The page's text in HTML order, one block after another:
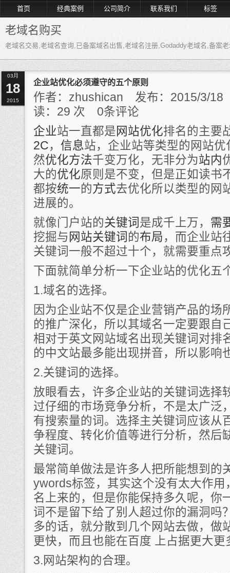
首页 经典案例 公司简介 联系我们 标签
老域名购买
老域名交易,老域名查询,已备案域名出售,老域名注册,Godaddy老域名,备案
03月
18
2015
企业站优化必须遵守的五个原则
作者：zhushican 发布：2015/3/
读： 29 次 0条评论
企业站一直都是网站优化排名的主要
2C ， 信息站，企业站等类型的网站优
然优化方法千变万化，无非分为站内
大的优化原则是不变，但是正如读书
都按统一的方式去优化所以类型的网
进展的。
就像门户站的关键词 是成千上万， 需
挖掘与 网站关键词 的布局 ，而企业站
关键词一般不超过十个，就需要重点
下面就简单分析一下企业站的优化五
1.域名的选择。
因为企业站不仅是企业营销产品的场
的推广深化，所以其域名一定要跟自
相对于英文网站域名出现关键词对排
的中文站最多能出现拼音，所以影响
2.关键词的选择。
放眼看去，许多企业站的关键词选择
过仔细的市场竞争分析，不是太广泛
有搜索量的词。选择主关键词应该从
争程度、转化价值等进行分析，然后
关键词。
最常简单做法是许多人把所能想到的
ywords标签，其实这个没有太大作用
名上来的，但是你能保持多久呢，你
词不是留下给了别人超过你的漏洞吗
多的话，就分散到几个网站去做，做
更快，而且也能在百度 上占据更大更
3.网站架构的合理。